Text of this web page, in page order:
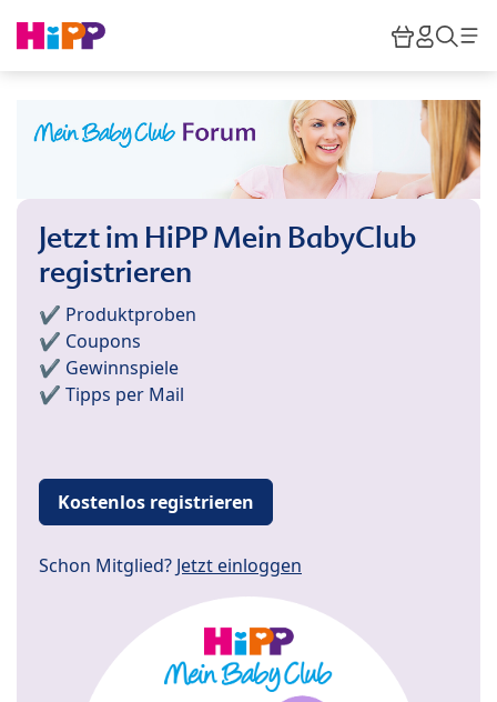
HiPP
Jetzt im HiPP Mein BabyClub
registrieren
✔️ Produktproben
✔️ Coupons
✔️ Gewinnspiele
✔️ Tipps per Mail
Kostenlos registrieren
Schon Mitglied? Jetzt einloggen